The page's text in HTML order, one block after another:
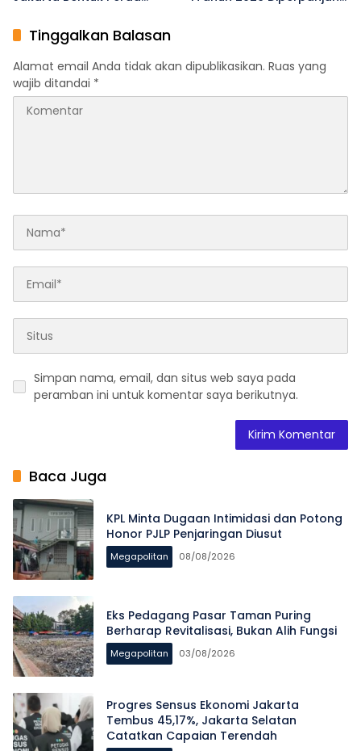
APK Pascapemilu
Tinggalkan Balasan
Alamat email Anda tidak akan dipublikasikan. Ruas yang
wajib ditandai *
Simpan nama, email, dan situs web saya pada
peramban ini untuk komentar saya berikutnya.
Baca Juga
KPL Minta Dugaan Intimidasi dan Potong
Honor PJLP Penjaringan Diusut
Megapolitan 08/08/2026
Eks Pedagang Pasar Taman Puring
Berharap Revitalisasi, Bukan Alih Fungsi
Megapolitan 03/08/2026
Progres Sensus Ekonomi Jakarta
Tembus 45,17%, Jakarta Selatan
Catatkan Capaian Terendah